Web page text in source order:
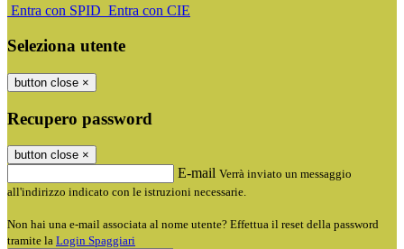
Entra con SPID Entra con CIE
Seleziona utente
button close ×
Recupero password
button close ×
E-mail Verrà inviato un messaggio
all'indirizzo indicato con le istruzioni necessarie.
Non hai una e-mail associata al nome utente? Effettua il reset della password
tramite la Login Spaggiari